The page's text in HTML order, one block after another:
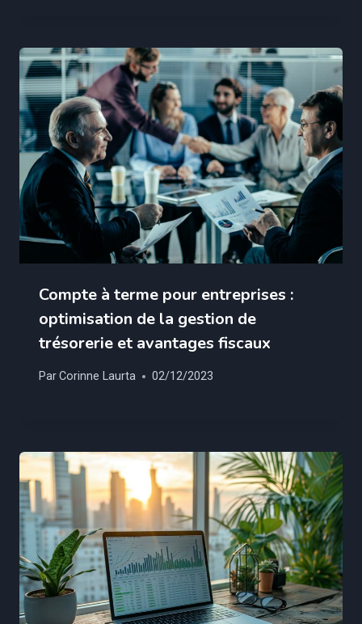
Compte à terme pour entreprises :
optimisation de la gestion de
trésorerie et avantages fiscaux
ParCorinne Laurta 02/12/2023